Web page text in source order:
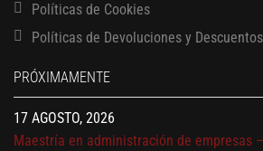
Políticas de Cookies
Políticas de Devoluciones y Descuentos
PRÓXIMAMENTE
13 AGOSTO, 2026
17 AGOSTO, 2026
Gerencia de empresas familiares
17 AGOSTO, 2026
Maestría en administración de empresas